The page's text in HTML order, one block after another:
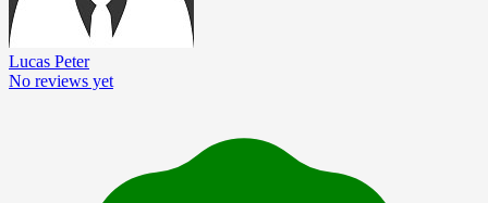
Lucas Peter
No reviews yet